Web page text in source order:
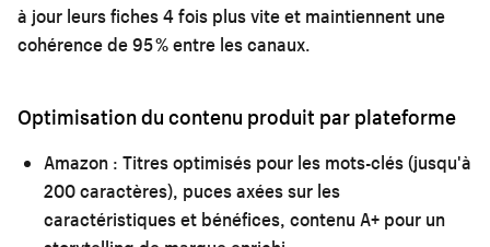
à jour leurs fiches 4 fois plus vite et maintiennent une
cohérence de 95 % entre les canaux.
Optimisation du contenu produit par plateforme
Amazon : Titres optimisés pour les mots-clés (jusqu'à
200 caractères), puces axées sur les
caractéristiques et bénéfices, contenu A+ pour un